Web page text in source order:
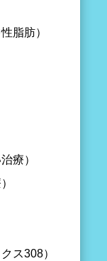
脂肪）
療）
ス308）